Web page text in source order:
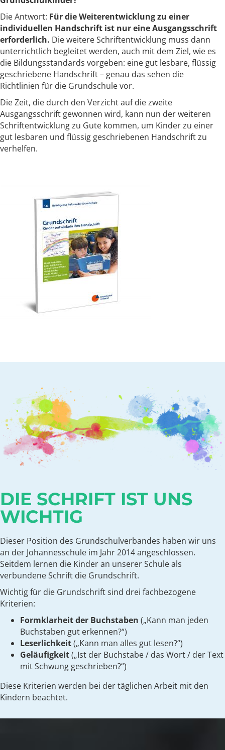
Die Antwort: Für die Weiterentwicklung zu einer
individuellen Handschrift ist nur eine Ausgangsschrift
erforderlich. Die weitere Schriftentwicklung muss dann
unterrichtlich begleitet werden, auch mit dem Ziel, wie es
die Bildungsstandards vorgeben: eine gut lesbare, flüssig
geschriebene Handschrift – genau das sehen die
Richtlinien für die Grundschule vor.
Die Zeit, die durch den Verzicht auf die zweite
Ausgangsschrift gewonnen wird, kann nun der weiteren
Schriftentwicklung zu Gute kommen, um Kinder zu einer
gut lesbaren und flüssig geschriebenen Handschrift zu
verhelfen.
DIE SCHRIFT IST UNS
WICHTIG
Dieser Position des Grundschulverbandes haben wir uns
an der Johannesschule im Jahr 2014 angeschlossen.
Seitdem lernen die Kinder an unserer Schule als
verbundene Schrift die Grundschrift.
Wichtig für die Grundschrift sind drei fachbezogene
Kriterien:
Formklarheit der Buchstaben („Kann man jeden
Buchstaben gut erkennen?“)
Leserlichkeit(„Kann man alles gut lesen?“)
Geläufigkeit(„Ist der Buchstabe / das Wort / der Text
mit Schwung geschrieben?“)
Diese Kriterien werden bei der täglichen Arbeit mit den
Kindern beachtet.